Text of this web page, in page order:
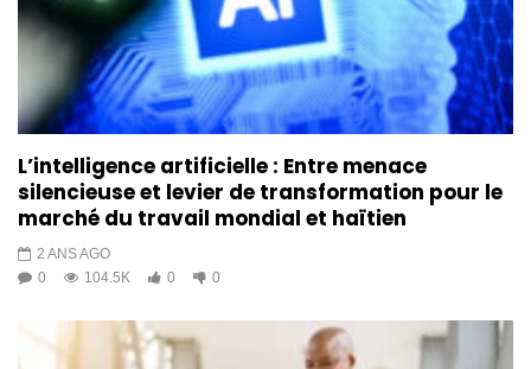
L’intelligence artificielle : Entre menace
silencieuse et levier de transformation pour le
marché du travail mondial et haïtien
2 ANS AGO
0
104.5K 0 0